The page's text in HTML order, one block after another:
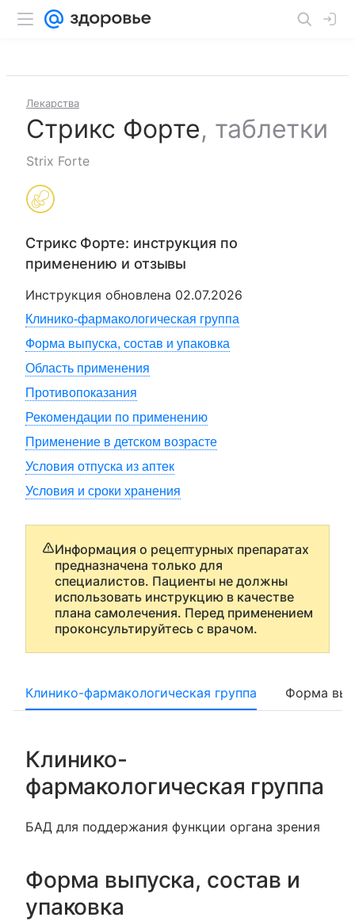
Лекарства
Стрикс Форте, таблетки
Strix Forte
Стрикс Форте: инструкция по
применению и отзывы
Инструкция обновлена 02.07.2026
Клинико-фармакологическая группа
Форма выпуска, состав и упаковка
Область применения
Противопоказания
Рекомендации по применению
Применение в детском возрасте
Условия отпуска из аптек
Условия и сроки хранения
Информация о рецептурных препаратах
предназначена только для
специалистов. Пациенты не должны
использовать инструкцию в качестве
плана самолечения. Перед применением
проконсультируйтесь с врачом.
Клинико-фармакологическая группа Форма
Клинико-
фармакологическая группа
БАД для поддержания функции органа зрения
Форма выпуска, состав и
упаковка